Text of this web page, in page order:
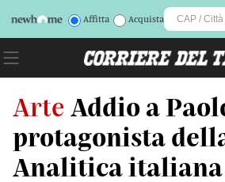
Affitta Acquista
Arte Addio a
protagonista
Analitica italiana